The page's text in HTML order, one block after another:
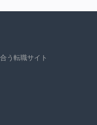
う転職サイト